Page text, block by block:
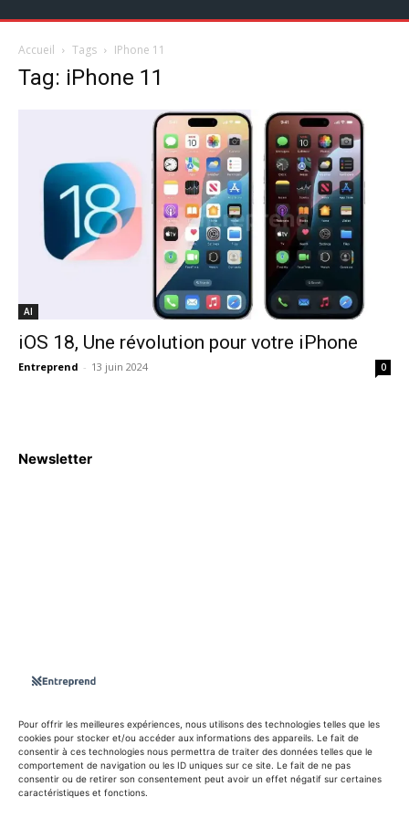
Pour offrir les meilleures expériences, nous utilisons des technologies telles que les
cookies pour stocker et/ou accéder aux informations des appareils. Le fait de
consentir à ces technologies nous permettra de traiter des données telles que le
comportement de navigation ou les ID uniques sur ce site. Le fait de ne pas
consentir ou de retirer son consentement peut avoir un effet négatif sur certaines
caractéristiques et fonctions.
Accueil Tags IPhone 11
Tag: iPhone 11
AI
iOS 18, Une révolution pour votre iPhone
Entreprend - 13 juin 2024 0
info@entreprend.net
Newsletter